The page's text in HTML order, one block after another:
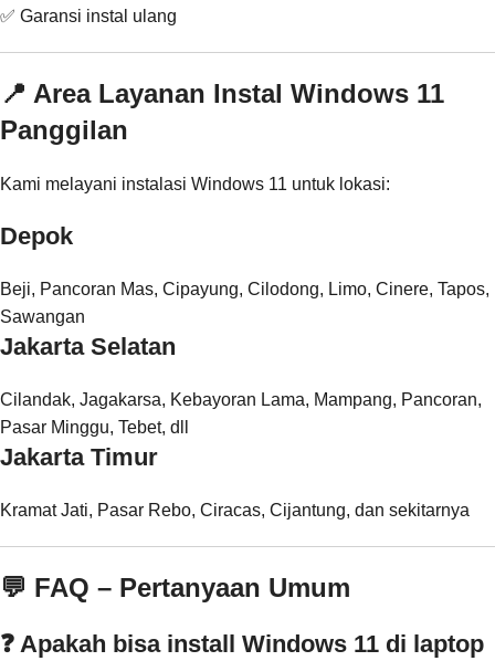
✅ Garansi instal ulang
📍 Area Layanan Instal Windows 11
Panggilan
Kami melayani instalasi Windows 11 untuk lokasi:
Depok
Beji, Pancoran Mas, Cipayung, Cilodong, Limo, Cinere, Tapos,
Sawangan
Jakarta Selatan
Cilandak, Jagakarsa, Kebayoran Lama, Mampang, Pancoran,
Pasar Minggu, Tebet, dll
Jakarta Timur
Kramat Jati, Pasar Rebo, Ciracas, Cijantung, dan sekitarnya
💬 FAQ – Pertanyaan Umum
❓ Apakah bisa install Windows 11 di laptop